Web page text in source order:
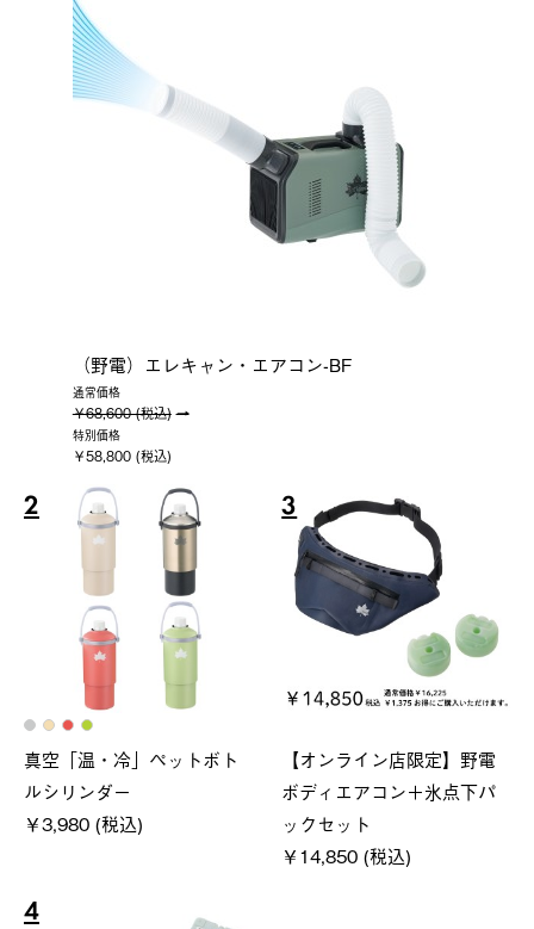
（野電）エレキャン・エアコン-BF
通常価格
￥68,600 (税込)
特別価格
￥58,800 (税込)
2
真空「温・冷」ペットボト
ルシリンダー
￥3,980 (税込)
3
【オンライン店限定】野電
ボディエアコン＋氷点下パ
ックセット
￥14,850 (税込)
4